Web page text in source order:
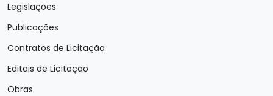
Legislações
Publicações
Contratos de Licitação
Editais de Licitação
Obras